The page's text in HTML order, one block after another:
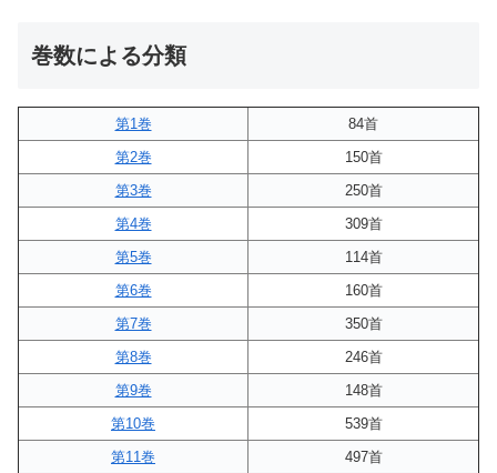
巻数による分類
第1巻
84首
第2巻
150首
第3巻
250首
第4巻
309首
第5巻
114首
第6巻
160首
第7巻
350首
第8巻
246首
第9巻
148首
第10巻
539首
第11巻
497首